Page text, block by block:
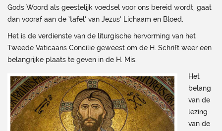
Gods Woord als geestelijk voedsel voor ons bereid wordt, gaat
dan vooraf aan de ‘tafel’ van Jezus’ Lichaam en Bloed.
Het is de verdienste van de liturgische hervorming van het
Tweede Vaticaans Concilie geweest om de H. Schrift weer een
belangrijke plaats te geven in de H. Mis.
Het
belang
van de
lezing
van de